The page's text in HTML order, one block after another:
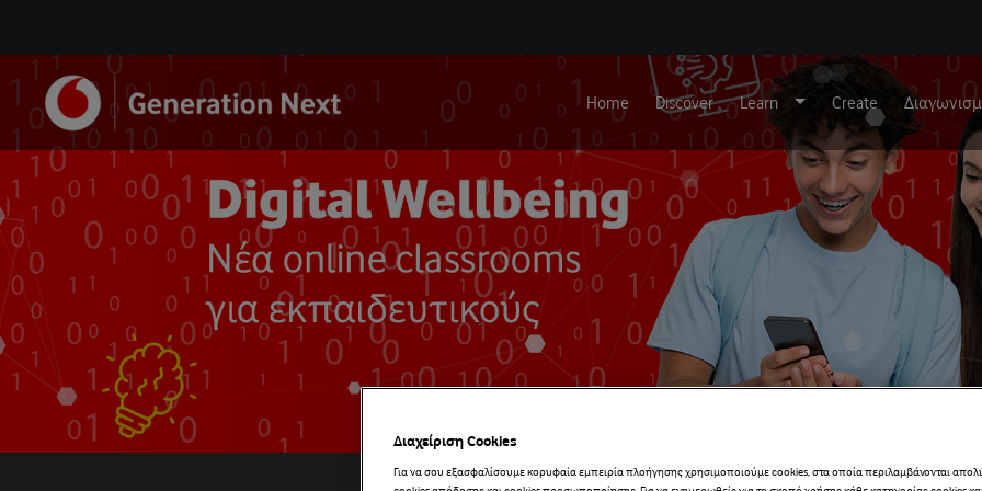
Home Discover Learn Create
Διαχείριση Cookies
Για να σου εξασφαλίσουμε κορυφαία εμπειρία πλοήγησης χρησιμοποιούμε cookies, στα οποία περιλαμβάνονται